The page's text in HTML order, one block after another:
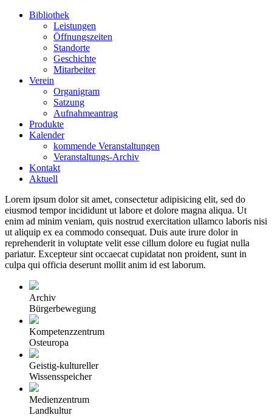
Bibliothek
Leistungen
Öffnungszeiten
Standorte
Geschichte
Mitarbeiter
Verein
Organigram
Satzung
Aufnahmeantrag
Produkte
Kalender
kommende Veranstaltungen
Veranstaltungs-Archiv
Kontakt
Aktuell
Lorem ipsum dolor sit amet, consectetur adipisicing elit, sed do
eiusmod tempor incididunt ut labore et dolore magna aliqua. Ut
enim ad minim veniam, quis nostrud exercitation ullamco laboris nisi
ut aliquip ex ea commodo consequat. Duis aute irure dolor in
reprehenderit in voluptate velit esse cillum dolore eu fugiat nulla
pariatur. Excepteur sint occaecat cupidatat non proident, sunt in
culpa qui officia deserunt mollit anim id est laborum.
Archiv
Bürgerbewegung
Kompetenzzentrum
Osteuropa
Geistig-kultureller
Wissensspeicher
Medienzentrum
Landkultur